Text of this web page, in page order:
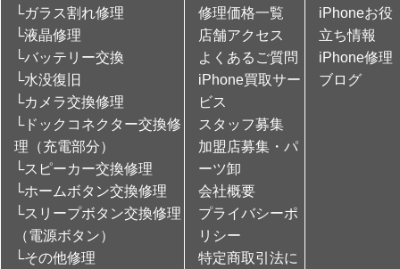
└ガラス割れ修理
└液晶修理
└バッテリー交換
└水没復旧
└カメラ交換修理
└ドックコネクター交換修
理（充電部分）
└スピーカー交換修理
└ホームボタン交換修理
└スリープボタン交換修理
（電源ボタン）
└その他修理
修理価格一覧
店舗アクセス
よくあるご質問
iPhone買取サー
ビス
スタッフ募集
加盟店募集・パ
ーツ卸
会社概要
プライバシーポ
リシー
特定商取引法に
iPhoneお役
立ち情報
iPhone修理
ブログ